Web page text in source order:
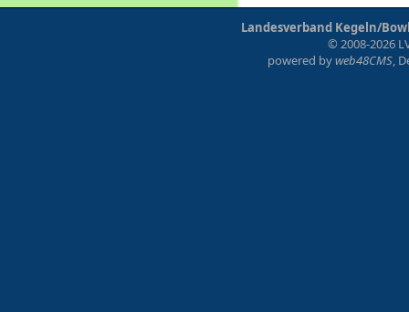
Landesverband Kegeln/
© 2008-2026
powered byweb48CMS ,